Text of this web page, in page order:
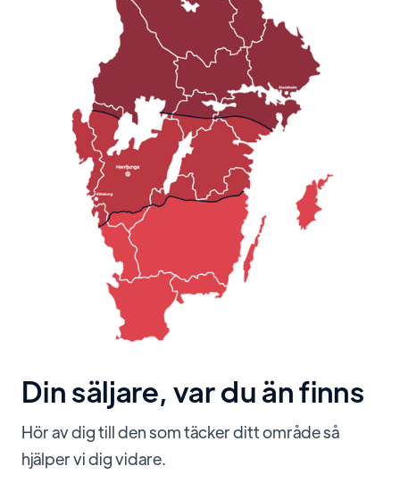
Din säljare, var du än finns
Hör av dig till den som täcker ditt område så
hjälper vi dig vidare.